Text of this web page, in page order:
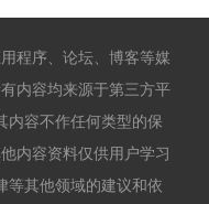
程序、论坛、博客等媒
内容均来源于第三方平
内容不作任何类型的保
内容资料仅供用户学习
等其他领域的建议和依